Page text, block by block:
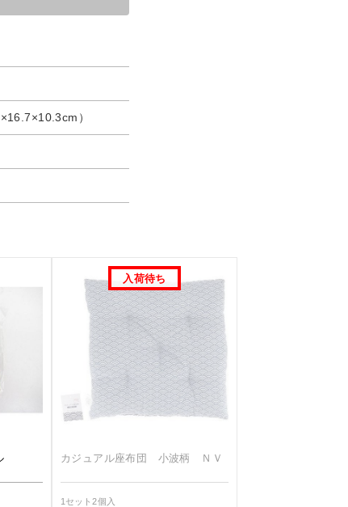
）
カジュアル座布団 小波柄 ＮＶ
1セット2個入